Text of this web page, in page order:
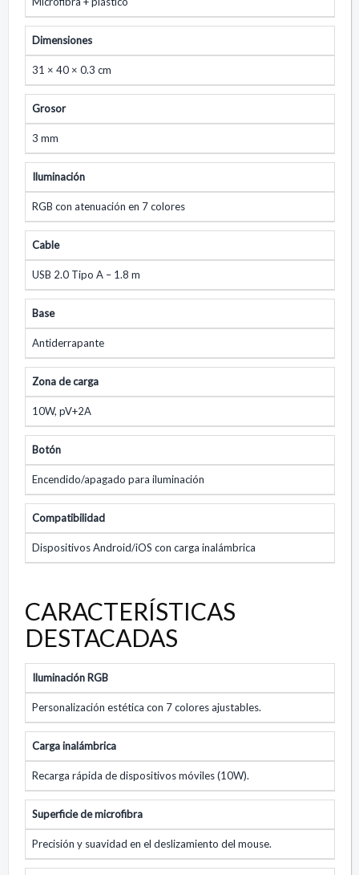
Dimensiones
31 × 40 × 0.3 cm
Grosor
3 mm
Iluminación
RGB con atenuación en 7 colores
Cable
USB 2.0 Tipo A – 1.8 m
Base
Antiderrapante
Zona de carga
10W, pV+2A
Botón
Encendido/apagado para iluminación
Compatibilidad
Dispositivos Android/iOS con carga inalámbrica
CARACTERÍSTICAS
DESTACADAS
Iluminación RGB
Personalización estética con 7 colores ajustables.
Carga inalámbrica
Recarga rápida de dispositivos móviles (10W).
Superficie de microfibra
Precisión y suavidad en el deslizamiento del mouse.